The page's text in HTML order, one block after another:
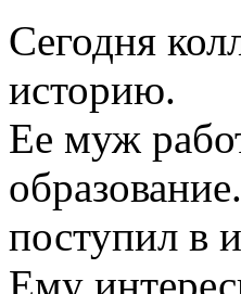
Сегодня
историю.
Ее муж
поступил в